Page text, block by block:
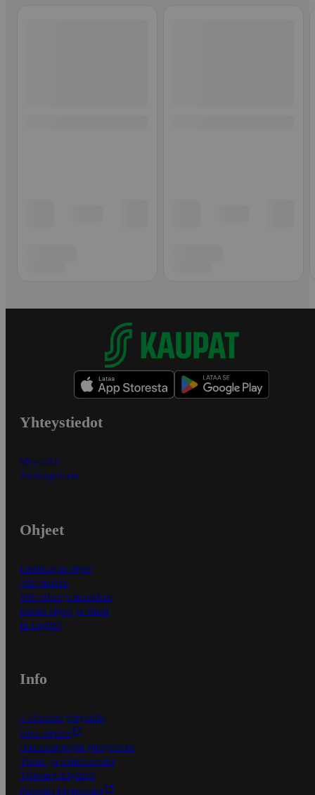
Yhteystiedot
Myymälät
Asiakaspalvelu
Ohjeet
Ensitilaajan ohjeet
Näin maksat
Näin tilaat ja muokkaat
Kaikki ohjeet ja vinkit
In English
Info
S-Business yrityksille
Oiva-raportit
Osuuskauppojen yhteystiedot
Tilaus- ja toimitusehdot
Tietosuojakäytäntö
Palvelun käyttöehdot